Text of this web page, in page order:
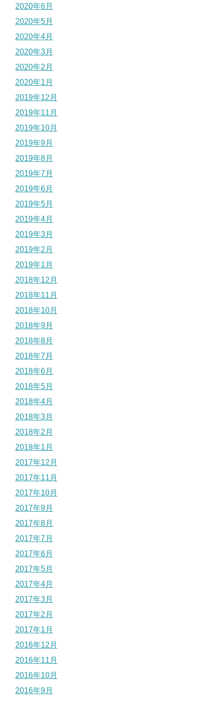
2020年6月
2020年5月
2020年4月
2020年3月
2020年2月
2020年1月
2019年12月
2019年11月
2019年10月
2019年9月
2019年8月
2019年7月
2019年6月
2019年5月
2019年4月
2019年3月
2019年2月
2019年1月
2018年12月
2018年11月
2018年10月
2018年9月
2018年8月
2018年7月
2018年6月
2018年5月
2018年4月
2018年3月
2018年2月
2018年1月
2017年12月
2017年11月
2017年10月
2017年9月
2017年8月
2017年7月
2017年6月
2017年5月
2017年4月
2017年3月
2017年2月
2017年1月
2016年12月
2016年11月
2016年10月
2016年9月